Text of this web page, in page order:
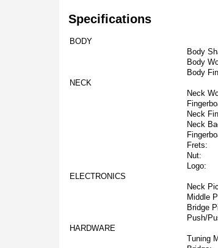
Specifications
BODY
Body
Body
Body
NECK
Neck
Neck
Neck
Frets:
Nut:
Logo:
ELECTRONICS
Neck
Middle
Bridge
Push/
HARDWARE
Tuning